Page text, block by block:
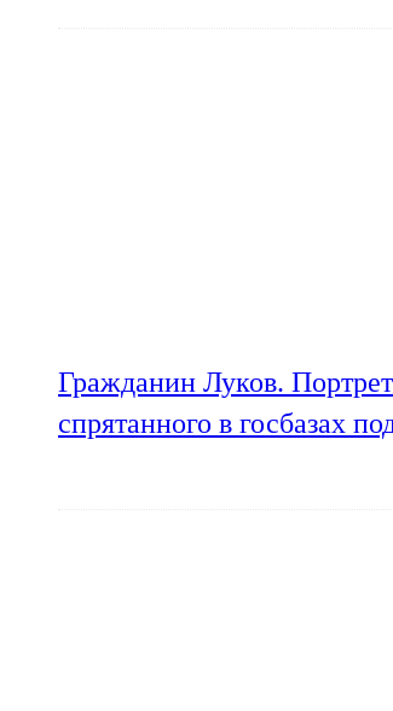
Гражданин Луков.
спрятанного в госбазах